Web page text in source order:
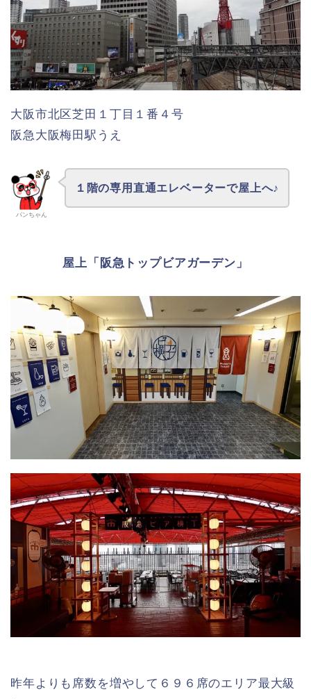
大阪市北区芝田１丁目１番４号
阪急大阪梅田駅うえ
パンちゃん
１階の専用直通エレベーターで屋上へ♪
屋上「阪急トップビアガーデン」
昨年よりも席数を増やして６９６席のエリア最大級